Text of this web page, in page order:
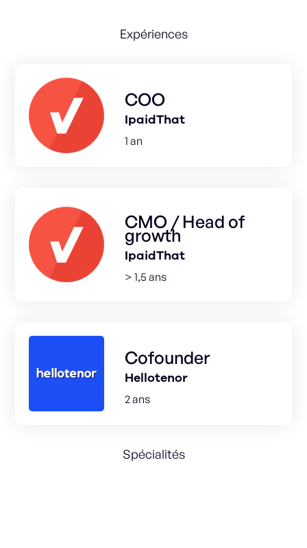
Expériences
COO
IpaidThat
1 an
CMO / Head of
growth
IpaidThat
> 1,5 ans
Cofounder
Hellotenor
2 ans
Spécialités